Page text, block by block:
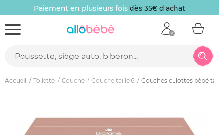
Paiement en plusieurs fois dès 35€ d'achat
Accueil Toilette Couche Couche taille 6 Couches culottes bébé